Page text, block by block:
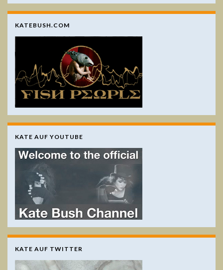
KATEBUSH.COM
KATE AUF YOUTUBE
KATE AUF TWITTER